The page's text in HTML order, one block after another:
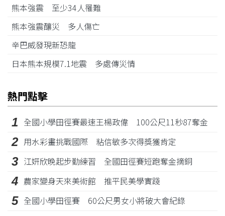
熊本強震 至少34人罹難
熊本強震釀災 多人傷亡
辛巴威發現新恐龍
日本熊本規模7.1地震 多處傳災情
熱門點擊
1 全國小學田徑賽最速王楊政偉 100公尺11秒87奪金
2 用水彩畫挑戰國際 粘信敏多次得獎獲肯定
3 江姸欣晚起步勤練習 全國田徑賽短跑奪金摘銅
4 農家變身天來美術館 推平民美學實踐
5 全國小學田徑賽 60公尺男女小將破大會紀錄